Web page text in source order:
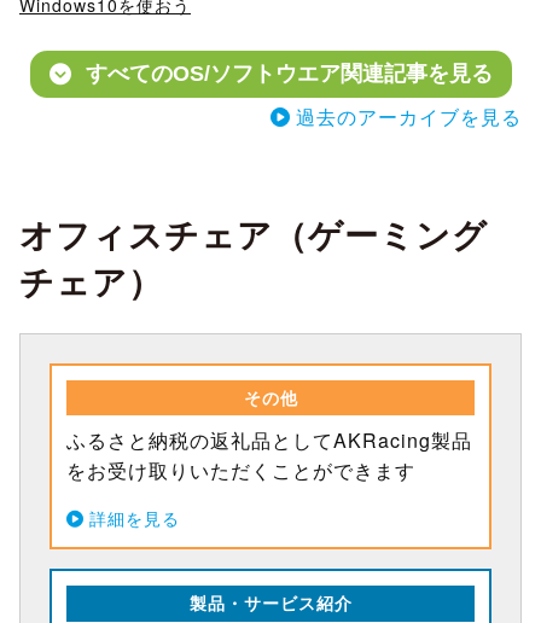
すべてのOS/ソフトウエア関連記事を見る
過去のアーカイブを見る
オフィスチェア（ゲーミング
チェア）
その他
ふるさと納税の返礼品としてAKRacing製品
をお受け取りいただくことができます
詳細を見る
製品・サービス紹介